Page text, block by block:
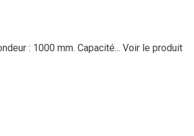
: 1000 mm. Capacité... Voir le produit